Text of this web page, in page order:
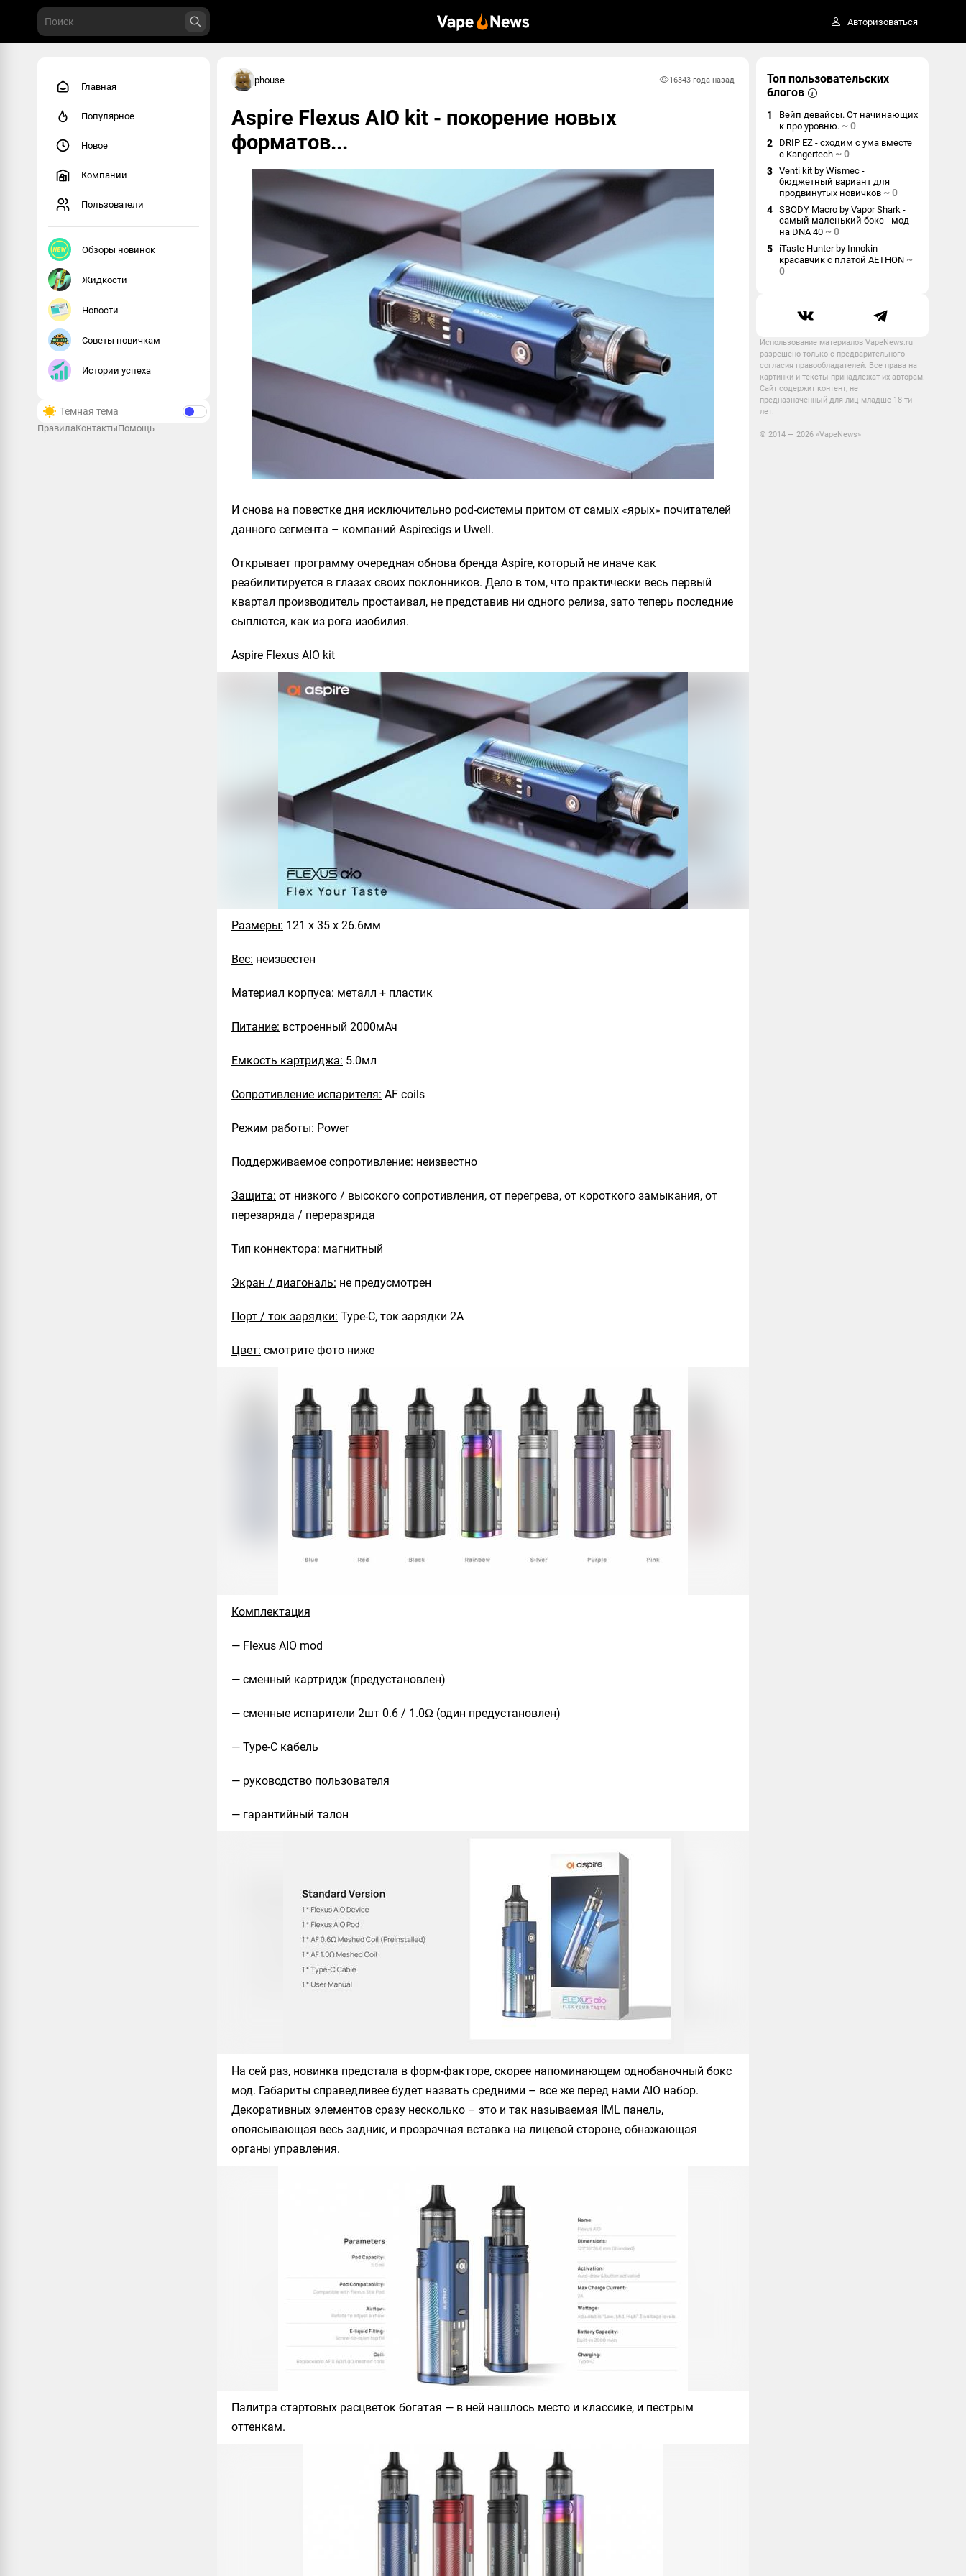
Авторизоваться
Главная
Популярное
Новое
Компании
Пользователи
Обзоры новинок
Жидкости
Новости
Советы новичкам
Истории успеха
Темная тема
ПравилаКонтактыПомощь
phouse 16343 года назад
Aspire Flexus AIO kit - покорение новых
форматов...
И снова на повестке дня исключительно pod-системы притом от самых «ярых» почитателей
данного сегмента – компаний Aspirecigs и Uwell.
Открывает программу очередная обнова бренда Aspire, который не иначе как
реабилитируется в глазах своих поклонников. Дело в том, что практически весь первый
квартал производитель простаивал, не представив ни одного релиза, зато теперь последние
сыплются, как из рога изобилия.
Aspire Flexus AIO kit
Размеры: 121 х 35 х 26.6мм
Вес: неизвестен
Материал корпуса: металл + пластик
Питание: встроенный 2000мАч
Емкость картриджа: 5.0мл
Сопротивление испарителя: AF coils
Режим работы: Power
Поддерживаемое сопротивление: неизвестно
Защита: от низкого / высокого сопротивления, от перегрева, от короткого замыкания, от
перезаряда / переразряда
Тип коннектора: магнитный
Экран / диагональ: не предусмотрен
Порт / ток зарядки: Type-C, ток зарядки 2А
Цвет: смотрите фото ниже
Комплектация
— Flexus AIO mod
— сменный картридж (предустановлен)
— сменные испарители 2шт 0.6 / 1.0Ω (один предустановлен)
— Type-C кабель
— руководство пользователя
— гарантийный талон
На сей раз, новинка предстала в форм-факторе, скорее напоминающем однобаночный бокс
мод. Габариты справедливее будет назвать средними – все же перед нами AIO набор.
Декоративных элементов сразу несколько – это и так называемая IML панель,
опоясывающая весь задник, и прозрачная вставка на лицевой стороне, обнажающая
органы управления.
Палитра стартовых расцветок богатая — в ней нашлось место и классике, и пестрым
оттенкам.
Топ пользовательских
блогов
1
Вейп девайсы. От начинающих
к про уровню. ~0
2
DRIP EZ - сходим с ума вместе
с Kangertech ~0
3 Venti kit by Wismec -
бюджетный вариант для
продвинутых новичков ~0
4 SBODY Macro by Vapor Shark -
самый маленький бокс - мод
на DNA 40 ~0
5
iTaste Hunter by Innokin -
красавчик с платой AETHON ~
0
Использование материалов VapeNews.ru
разрешено только с предварительного
согласия правообладателей. Все права на
картинки и тексты принадлежат их авторам.
Сайт содержит контент, не
предназначенный для лиц младше 18-ти
лет.
© 2014 — 2026 «VapeNews»